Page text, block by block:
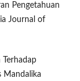
Pengetahuan
Journal of
Terhadap
Mandalika